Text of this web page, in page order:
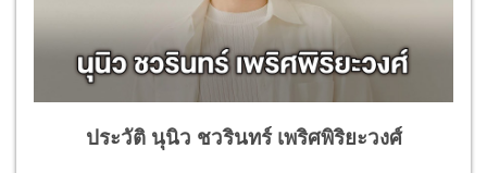
ประวัติ นุนิว ชวรินทร์ เพริศพิริยะวงศ์